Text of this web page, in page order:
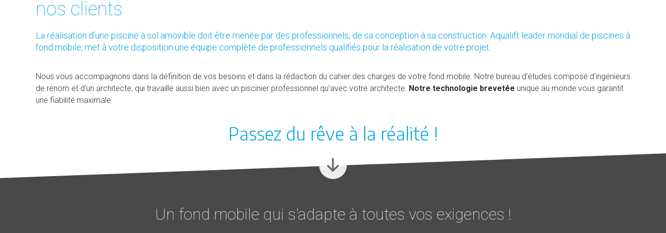
nos clients
La réalisation d’une piscine à sol amovible doit être menée par des professionnels, de sa conception à sa construction. Aqualift leader mondial de piscines à
fond mobile, met à votre disposition une équipe complète de professionnels qualifiés pour la réalisation de votre projet.
Nous vous accompagnons dans la définition de vos besoins et dans la rédaction du cahier des charges de votre fond mobile. Notre bureau d’études composé d’ingénieurs
de renom et d’un architecte, qui travaille aussi bien avec un piscinier professionnel qu’avec votre architecte. Notre technologie brevetée unique au monde vous garantit
une fiabilité maximale.
Passez du rêve à la réalité !
Un fond mobile qui s’adapte à toutes vos exigences !